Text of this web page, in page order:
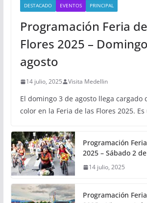
DESTACADO EVENTOS PRINCIPAL
Programación Feria
Flores 2025 –
agosto
14 julio, 2025 Visita Medellin
El domingo 3 de agosto llega cargado
color en la Feria de las Flores 2025. Es
Programación
2025 – Sábado 2
14 julio, 2025
Programación